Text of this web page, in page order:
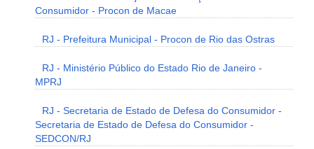
Consumidor - Procon de Macae
RJ - Prefeitura Municipal - Procon de Rio das Ostras
RJ - Ministério Público do Estado Rio de Janeiro -
MPRJ
RJ - Secretaria de Estado de Defesa do Consumidor -
Secretaria de Estado de Defesa do Consumidor -
SEDCON/RJ